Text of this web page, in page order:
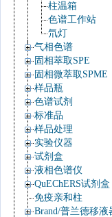
柱温箱
色谱工作站
氘灯
气相色谱
固相萃取SPE
固相微萃取SPME
样品瓶
色谱试剂
标准品
样品处理
实验仪器
试剂盒
液相色谱仪
QuEChERS试剂盒
免疫亲和柱
Brand/普兰德移液